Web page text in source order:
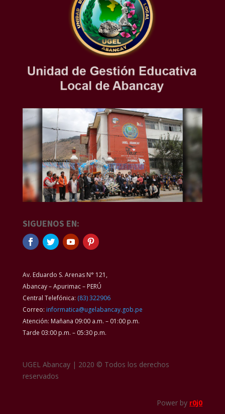
SIGUENOS EN:
Av. Eduardo S. Arenas N° 121,
Abancay – Apurimac – PERÚ
Central Telefónica: (83) 322906
Correo: informatica@ugelabancay.gob.pe
Atención: Mañana 09:00 a.m. – 01:00 p.m.
Tarde 03:00 p.m. – 05:30 p.m.
UGEL Abancay | 2020 © Todos los derechos
reservados
Power by r0j0